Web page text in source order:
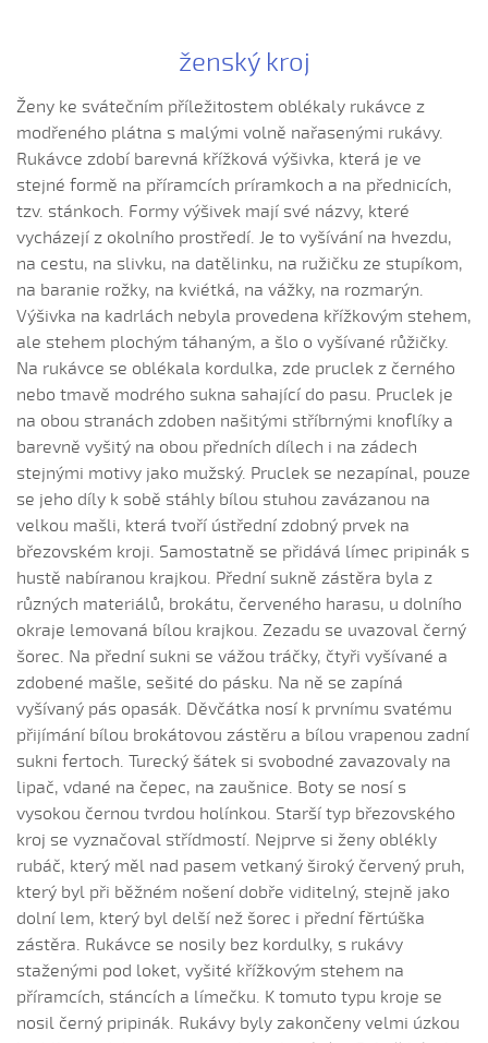
Hrajte ně husličky (Marek Kuruc, 2014)
Hrajte ně husličky (Matouš Orlovský, 2017)
Hromy bijú...
Hromy bijú a déšť
Hromy bijú a déšť prší...
Hromy bijú a déšť prší leje sa (Patrik Matušina, 2010)
Hubočí, hubočí
Husári, husári...
Ide forman dolinú
Ideme, ideme...
Já bych sa vdávala (Lucie Rybnikářová, 2008)
Já su ráda (Gabriela Krchňáčková, 2010)
Já su ráda (Jana Matějíčková, 2009)
Já su ráda (Lucie Vaculková, 2016)
Já su ráda (Renata Šťastná, 2006)
Já su ráda (Vystrčilová Žaneta, 2007)
Já su synek z Debrecína (Daniel Bruštík, 2010)
Ja žalo dívča, ja žalo trávu
Janíčenko, Janko...
Janíčku...
Janíčku, Janíčku...
Jano z hory jede (Petr Suchánek, 2008)
Javorové husle (Antonín Bruštík, 2006)
Jede forman dolinú (Daniel Beníček 2008)
Jede Janko...
Jede šohaj z Vídňa (Alois Zatloukal, 2004)
Jeden cigáň (Daniel Bruštík, 2013)
Jeden cigáň (Josef Zámečník, 2009)
Jedna mamka (Eliška Hodulíková, 2008)
K horám...
ženský kroj
Ženy ke svátečním příležitostem oblékaly rukávce z
modřeného plátna s malými volně nařasenými rukávy.
Rukávce zdobí barevná křížková výšivka, která je ve
stejné formě na příramcích príramkoch a na přednicích,
tzv. stánkoch. Formy výšivek mají své názvy, které
vycházejí z okolního prostředí. Je to vyšívání na hvezdu,
na cestu, na slivku, na datělinku, na ružičku ze stupíkom,
na baranie rožky, na kviétká, na vážky, na rozmarýn.
Výšivka na kadrlách nebyla provedena křížkovým stehem,
ale stehem plochým táhaným, a šlo o vyšívané růžičky.
Na rukávce se oblékala kordulka, zde pruclek z černého
nebo tmavě modrého sukna sahající do pasu. Pruclek je
na obou stranách zdoben našitými stříbrnými knoflíky a
barevně vyšitý na obou předních dílech i na zádech
stejnými motivy jako mužský. Pruclek se nezapínal, pouze
se jeho díly k sobě stáhly bílou stuhou zavázanou na
velkou mašli, která tvoří ústřední zdobný prvek na
březovském kroji. Samostatně se přidává límec pripinák s
hustě nabíranou krajkou. Přední sukně zástěra byla z
různých materiálů, brokátu, červeného harasu, u dolního
okraje lemovaná bílou krajkou. Zezadu se uvazoval černý
šorec. Na přední sukni se vážou tráčky, čtyři vyšívané a
zdobené mašle, sešité do pásku. Na ně se zapíná
vyšívaný pás opasák. Děvčátka nosí k prvnímu svatému
přijímání bílou brokátovou zástěru a bílou vrapenou zadní
sukni fertoch. Turecký šátek si svobodné zavazovaly na
lipač, vdané na čepec, na zaušnice. Boty se nosí s
vysokou černou tvrdou holínkou. Starší typ březovského
kroj se vyznačoval střídmostí. Nejprve si ženy oblékly
rubáč, který měl nad pasem vetkaný široký červený pruh,
který byl při běžném nošení dobře viditelný, stejně jako
dolní lem, který byl delší než šorec i přední fěrtúška
zástěra. Rukávce se nosily bez kordulky, s rukávy
staženými pod loket, vyšité křížkovým stehem na
příramcích, stáncích a límečku. K tomuto typu kroje se
nosil černý pripinák. Rukávy byly zakončeny velmi úzkou